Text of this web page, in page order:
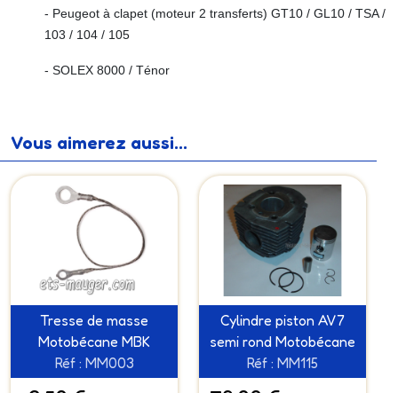
- Peugeot à clapet (moteur 2 transferts) GT10 / GL10 / TSA /
103 / 104 / 105
- SOLEX 8000 / Ténor
Vous aimerez aussi...
Tresse de masse
Motobécane MBK
Réf : MM003
Cylindre piston AV7
semi rond Motobécane
Réf : MM115